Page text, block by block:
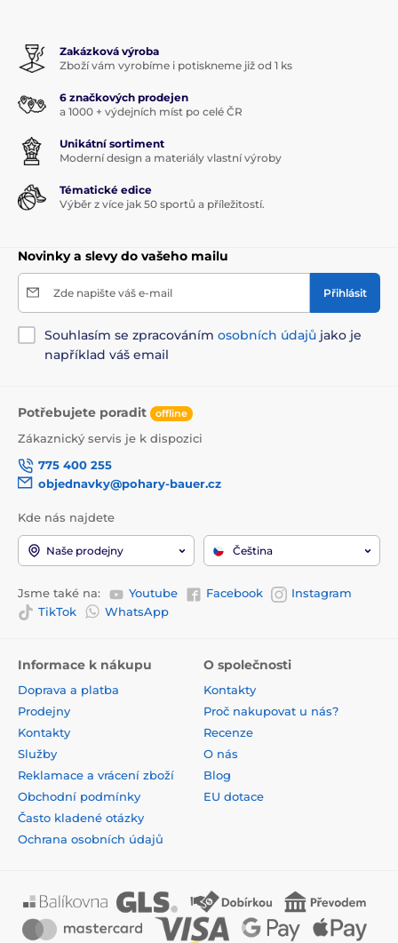
Zakázková výroba
Zboží vám vyrobíme i potiskneme již od 1 ks
6 značkových prodejen
a 1000 + výdejních míst po celé ČR
Unikátní sortiment
Moderní design a materiály vlastní výroby
Tématické edice
Výběr z více jak 50 sportů a příležitostí.
Novinky a slevy do vašeho mailu
Zde napište váš e-mail Přihlásit
Souhlasím se zpracováním osobních údajů jako je
například váš email
Potřebujete poradit offline
Zákaznický servis je k dispozici
775 400 255
objednavky@pohary-bauer.cz
Kde nás najdete
Naše prodejny Čeština
Jsme také na: Youtube Facebook
Instagram
TikTok
WhatsApp
Informace k nákupu
Doprava a platba
Prodejny
Kontakty
Služby
Reklamace a vrácení zboží
Obchodní podmínky
Často kladené otázky
Ochrana osobních údajů
O společnosti
Kontakty
Proč nakupovat u nás?
Recenze
O nás
Blog
EU dotace